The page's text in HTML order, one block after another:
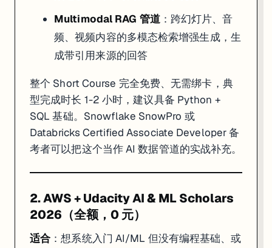
Multimodal RAG 管道：跨幻灯片、音
频、视频内容的多模态检索增强生成，生
成带引用来源的回答
整个 Short Course 完全免费、无需绑卡，典
型完成时长 1-2 小时，建议具备 Python +
SQL 基础。Snowflake SnowPro 或
Databricks Certified Associate Developer 备
考者可以把这个当作 AI 数据管道的实战补充。
2. AWS + Udacity AI & ML Scholars
2026（全额，0 元）
适合 ：想系统入门 AI/ML 但没有编程基础、或